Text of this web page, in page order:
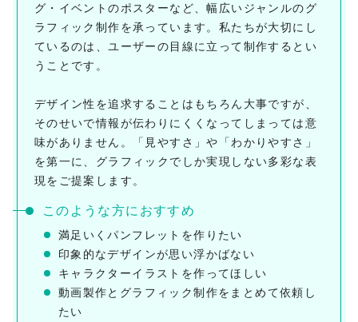
グ・イベントのポスターなど、幅広いジャンルのグ
ラフィック制作を承っています。私たちが大切にし
ているのは、ユーザーの目線に立って制作するとい
うことです。
デザイン性を追求することはもちろん大事ですが、
そのせいで情報が伝わりにくくなってしまっては意
味がありません。「見やすさ」や「わかりやすさ」
を第一に、グラフィックでしか実現しない多彩な表
現をご提案します。
このような方におすすめ
満足いくパンフレットを作りたい
印象的なデザインが思い浮かばない
キャラクターイラストを作ってほしい
動画製作とグラフィック制作をまとめて依頼し
たい